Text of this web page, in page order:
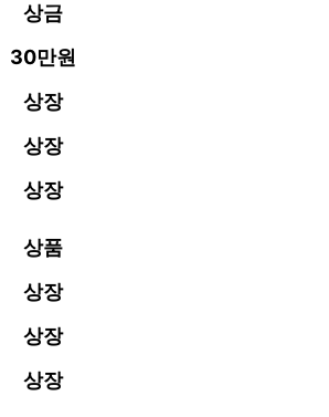
상금
30만원
상장
상장
상장
상품
상장
상장
상장